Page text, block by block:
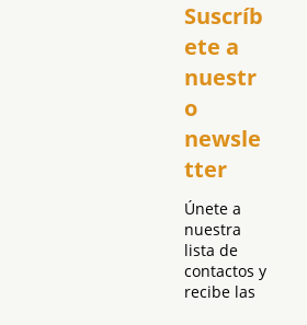
Suscríb
ete a
nuestr
o
newsle
tter
Únete a
nuestra
lista de
contactos y
recibe las